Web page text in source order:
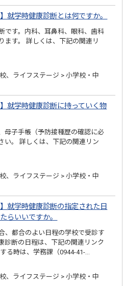
就学時健康診断とは何ですか。
です。内科、耳鼻科、眼科、歯科
ます。 詳しくは、下記の関連リ
、ライフステージ > 小学校・中
就学時健康診断に持っていく物
母子手帳（予防接種歴の確認に必
い。 詳しくは、下記の関連リン
、ライフステージ > 小学校・中
就学時健康診断の指定された日
らいいですか。
、都合のよい日程の学校で受診す
診断の日程は、下記の関連リンク
る時は、学務課（0944-41-…
、ライフステージ > 小学校・中